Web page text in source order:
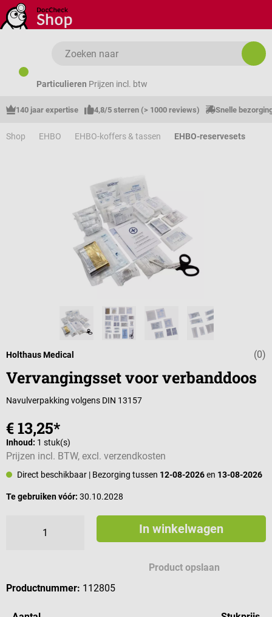
Ga naar de hoofdinhoud
Particulieren Prijzen incl. btw
140 jaar expertise 4,8/5 sterren (> 1000 reviews) Snelle
Shop EHBO EHBO-koffers & tassen EHBO-reservesets
Gemiddelde
(0)
Holthaus Medical
Vervangingsset voor verbanddoos
Navulverpakking volgens DIN 13157
€ 13,25*
Inhoud: 1 stuk(s)
Prijzen incl. BTW, excl. verzendkosten
Direct beschikbaar | Bezorging tussen 12-08-2026en 13-08-2026
Te gebruiken vóór: 30.10.2028
In winkelwagen
Product opslaan
Productnummer: 112805